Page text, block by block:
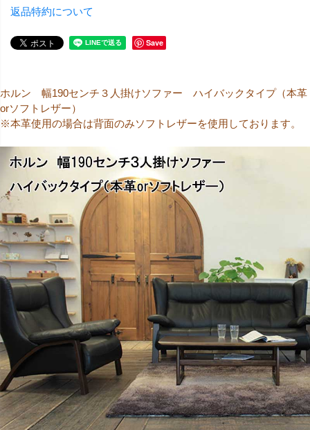
返品特約について
Save
ホルン 幅190センチ３人掛けソファー ハイバックタイプ（本革
orソフトレザー）
※本革使用の場合は背面のみソフトレザーを使用しております。